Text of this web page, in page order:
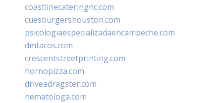
coastlinecateringnc.com
cuesburgershouston.com
psicologiaespecializadaencampeche.com
dmtacos.com
crescentstreetprinting.com
hornopizza.com
driveadragster.com
hematologa.com